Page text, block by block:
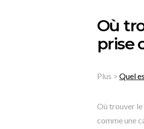
Où
prise
Plus > Quel
Où trouver le
comme une